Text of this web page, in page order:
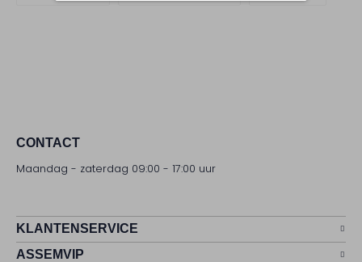
CONTACT
Maandag - zaterdag 09:00 - 17:00 uur
KLANTENSERVICE
ASSEMVIP